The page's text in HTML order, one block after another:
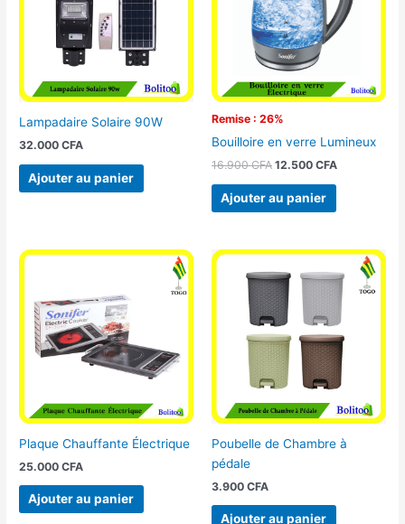
Lampadaire Solaire 90W
32.000CFA
Ajouter au panier
Remise : 26%
Bouilloire en verre Lumineux
16.900CFA 12.500 CFA
Ajouter au panier
Plaque Chauffante Électrique
25.000CFA
Ajouter au panier
Poubelle de Chambre à
pédale
3.900 CFA
Ajouter au panier